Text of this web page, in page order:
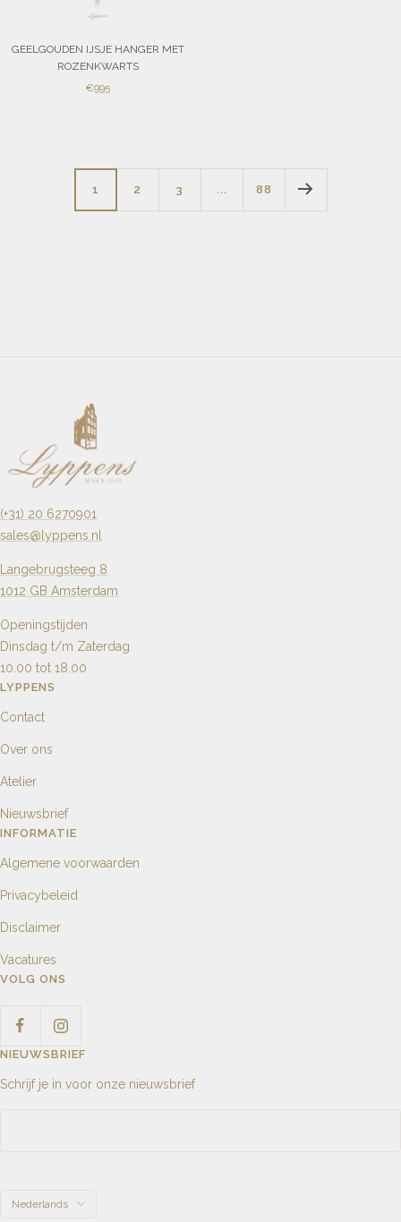
GEELGOUDEN IJSJE HANGER MET
ROZENKWARTS
SALE
€995
1 2 3 ... 88
(+31) 20 6270901
sales@lyppens.nl
Langebrugsteeg 8
1012 GB Amsterdam
Openingstijden
Dinsdag t/m Zaterdag
10.00 tot 18.00
LYPPENS
Contact
Over ons
Atelier
Nieuwsbrief
INFORMATIE
Algemene voorwaarden
Privacybeleid
Disclaimer
Vacatures
VOLG ONS
NIEUWSBRIEF
Schrijf je in voor onze nieuwsbrief
TaalNederlands